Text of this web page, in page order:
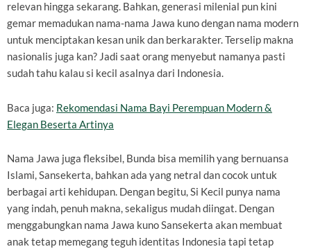
relevan hingga sekarang. Bahkan, generasi milenial pun kini
gemar memadukan nama-nama Jawa kuno dengan nama modern
untuk menciptakan kesan unik dan berkarakter. Terselip makna
nasionalis juga kan? Jadi saat orang menyebut namanya pasti
sudah tahu kalau si kecil asalnya dari Indonesia.
Baca juga: Rekomendasi Nama Bayi Perempuan Modern &
Elegan Beserta Artinya
Nama Jawa juga fleksibel, Bunda bisa memilih yang bernuansa
Islami, Sansekerta, bahkan ada yang netral dan cocok untuk
berbagai arti kehidupan. Dengan begitu, Si Kecil punya nama
yang indah, penuh makna, sekaligus mudah diingat. Dengan
menggabungkan nama Jawa kuno Sansekerta akan membuat
anak tetap memegang teguh identitas Indonesia tapi tetap